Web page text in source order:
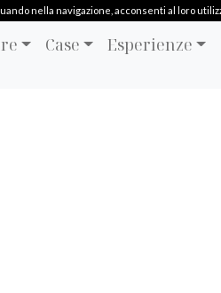
Case Esperienze
nella navigazione, acconsenti al loro